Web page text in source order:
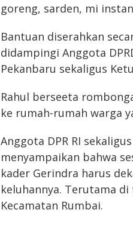
goreng, sarden, mi
Bantuan diserahkan
didampingi Anggota
Pekanbaru sekaligus
Rahul berseeta
ke rumah-rumah warga
Anggota DPR RI
menyampaikan bahwa
kader Gerindra harus
keluhannya. Terutama
Kecamatan Rumbai.